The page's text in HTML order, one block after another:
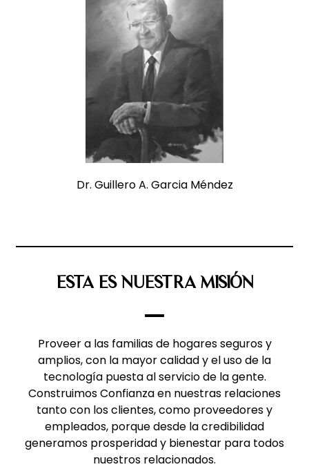
Dr. Guillero A. Garcia Méndez
ESTA ES NUESTRA MISIÓN
Proveer a las familias de hogares seguros y
amplios, con la mayor calidad y el uso de la
tecnología puesta al servicio de la gente.
Construimos Confianza en nuestras relaciones
tanto con los clientes, como proveedores y
empleados, porque desde la credibilidad
generamos prosperidad y bienestar para todos
nuestros relacionados.